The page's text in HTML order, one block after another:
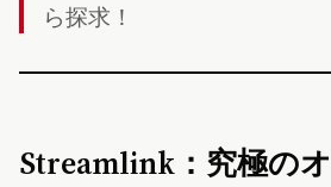
ら探求！
Streamlink：究極の